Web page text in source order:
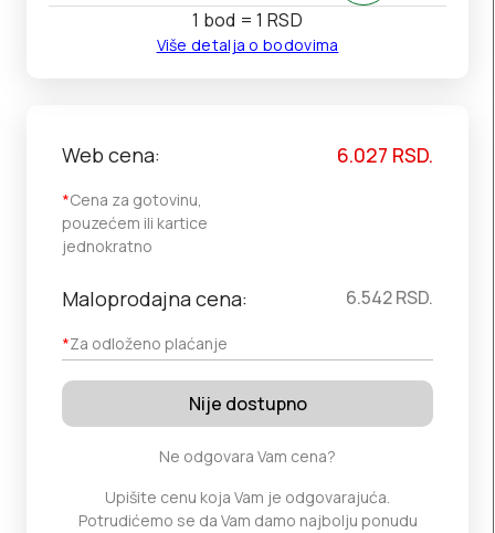
1 bod = 1 RSD
Više detalja o bodovima
Web cena:
*Cena za gotovinu,
pouzećem ili kartice
jednokratno
6.027 RSD.
Maloprodajna cena:
*Za odloženo plaćanje
6.542RSD.
Nije dostupno
Ne odgovara Vam cena?
Upišite cenu koja Vam je odgovarajuća.
Potrudićemo se da Vam damo najbolju ponudu